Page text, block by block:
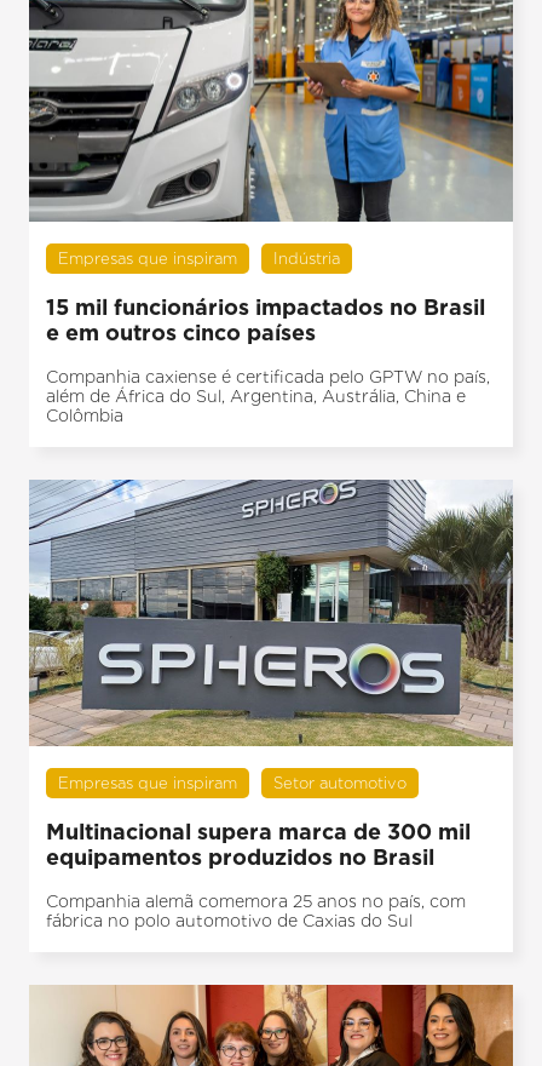
Empresas que inspiram Indústria
15 mil funcionários impactados no Brasil
e em outros cinco países
Companhia caxiense é certificada pelo GPTW no país,
além de África do Sul, Argentina, Austrália, China e
Colômbia
Empresas que inspiram Setor automotivo
Multinacional supera marca de 300 mil
equipamentos produzidos no Brasil
Companhia alemã comemora 25 anos no país, com
fábrica no polo automotivo de Caxias do Sul